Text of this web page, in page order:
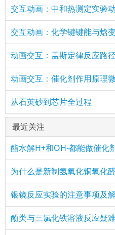
交互动画：中和热测定实验
交互动画：化学键键能与焓
动画交互：盖斯定律反应路
动画交互：催化剂作用原理
从石英砂到芯片全过程
最近关注
酯水解H+和OH-都能做催化
为什么是新制氢氧化铜氧化
银镜反应实验的注意事项及
酚类与三氯化铁溶液反应疑